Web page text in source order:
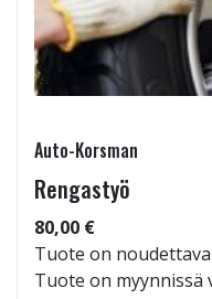
Auto-Korsman
Rengastyö
80,00 €
Tuote on
Tuote on myynnissä